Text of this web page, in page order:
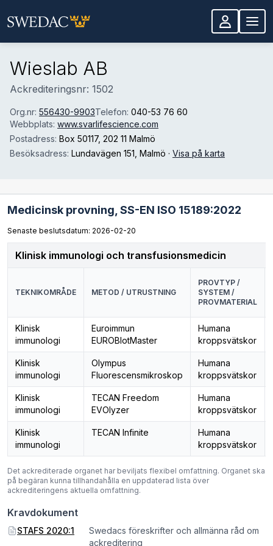
Wieslab AB
Ackrediteringsnr: 1502
Org.nr: 556430-9903Telefon: 040-53 76 60
Webbplats: www.svarlifescience.com
Postadress: Box 50117, 202 11 Malmö
Besöksadress: Lundavägen 151 , Malmö · Visa på karta
Medicinsk provning, SS-EN ISO 15189:2022
Senaste beslutsdatum: 2026-02-20
Klinisk immunologi och transfusionsmedicin
TEKNIKOMRÅDE METOD / UTRUSTNING
PROVTYP /
SYSTEM /
PROVMATERIAL
Klinisk
immunologi
Euroimmun
EUROBlotMaster
Humana
kroppsvätskor
Klinisk
immunologi
Olympus
Fluorescensmikroskop
Humana
kroppsvätskor
Klinisk
immunologi
TECAN Freedom
EVOlyzer
Humana
kroppsvätskor
Klinisk
immunologi
TECAN Infinite
Humana
kroppsvätskor
Det ackrediterade organet har beviljats flexibel omfattning. Organet ska
på begäran kunna tillhandahålla en uppdaterad lista över
ackrediteringens aktuella omfattning.
Kravdokument
STAFS 2020:1
Swedacs föreskrifter och allmänna råd om
ackreditering